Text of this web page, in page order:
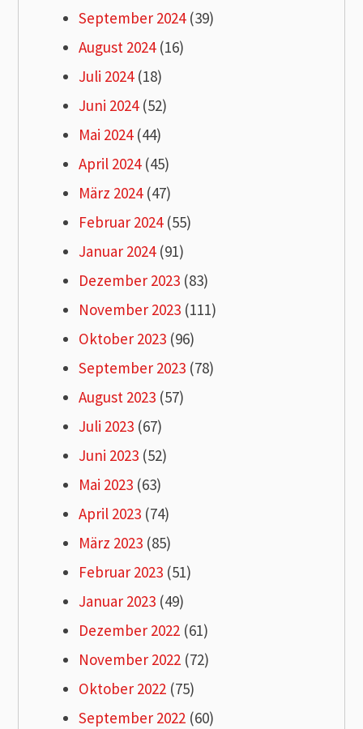
September 2024(39)
August 2024(16)
Juli 2024(18)
Juni 2024(52)
Mai 2024(44)
April 2024(45)
März 2024(47)
Februar 2024(55)
Januar 2024(91)
Dezember 2023 (83)
November 2023 (111)
Oktober 2023 (96)
September 2023 (78)
August 2023 (57)
Juli 2023 (67)
Juni 2023 (52)
Mai 2023 (63)
April 2023 (74)
März 2023 (85)
Februar 2023 (51)
Januar 2023 (49)
Dezember 2022 (61)
November 2022 (72)
Oktober 2022 (75)
September 2022 (60)